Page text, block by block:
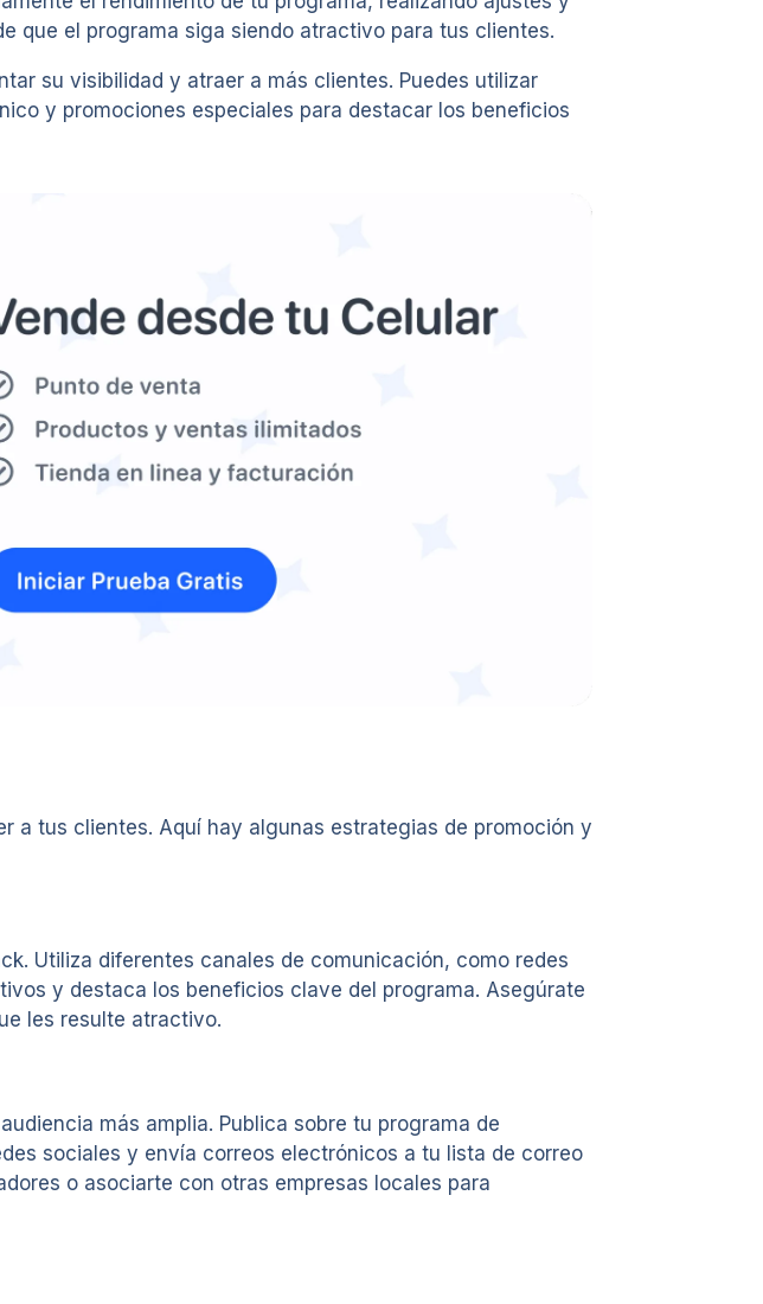
que el programa siga siendo atractivo para tus clientes.
su visibilidad y atraer a más clientes. Puedes utilizar
y promociones especiales para destacar los beneficios
a tus clientes. Aquí hay algunas estrategias de promoción y
Utiliza diferentes canales de comunicación, como redes
y destaca los beneficios clave del programa. Asegúrate
les resulte atractivo.
más amplia. Publica sobre tu programa de
sociales y envía correos electrónicos a tu lista de correo
o asociarte con otras empresas locales para